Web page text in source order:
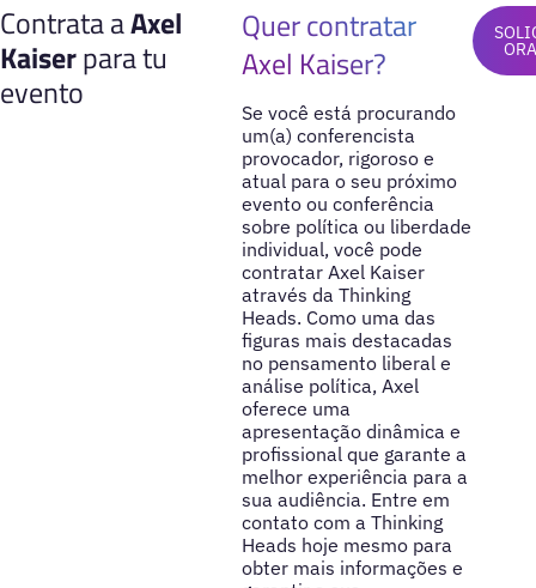
Contrata aAxel
Kaiserpara tu
evento
Quer contratar
Axel Kaiser?
Se você está procurando
um(a) conferencista
provocador, rigoroso e
atual para o seu próximo
evento ou conferência
sobre política ou liberdade
individual, você pode
contratar Axel Kaiser
através da Thinking
Heads. Como uma das
figuras mais destacadas
no pensamento liberal e
análise política, Axel
oferece uma
apresentação dinâmica e
profissional que garante a
melhor experiência para a
sua audiência. Entre em
contato com a Thinking
Heads hoje mesmo para
obter mais informações e